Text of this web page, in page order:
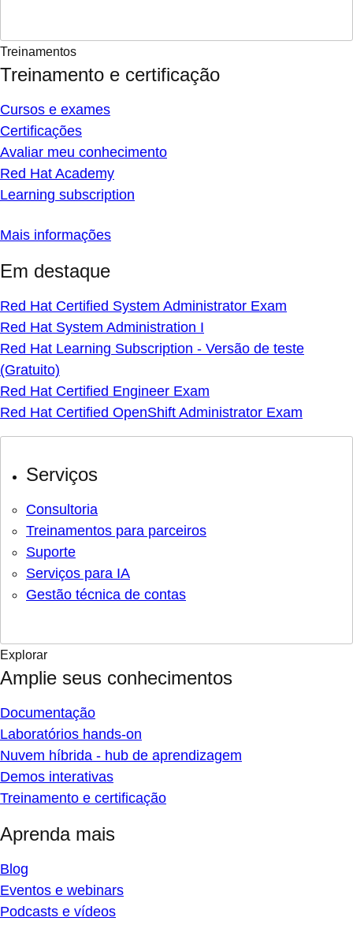
Treinamentos
Treinamento e certificação
Cursos e exames
Certificações
Avaliar meu conhecimento
Red Hat Academy
Learning subscription
Mais informações
Em destaque
Red Hat Certified System Administrator Exam
Red Hat System Administration I
Red Hat Learning Subscription - Versão de teste
(Gratuito)
Red Hat Certified Engineer Exam
Red Hat Certified OpenShift Administrator Exam
Serviços
Consultoria
Treinamentos para parceiros
Suporte
Serviços para IA
Gestão técnica de contas
Explorar
Amplie seus conhecimentos
Documentação
Laboratórios hands-on
Nuvem híbrida - hub de aprendizagem
Demos interativas
Treinamento e certificação
Aprenda mais
Blog
Eventos e webinars
Podcasts e vídeos